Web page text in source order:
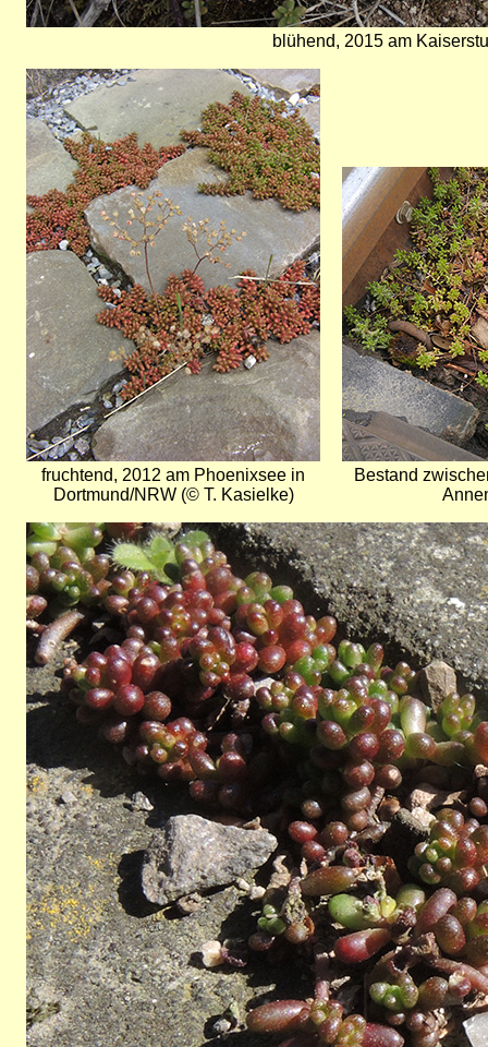
blühend, 2015 am
Bild
fruchtend, 2012 am Phoenixsee in
Dortmund/NRW (© T. Kasielke)
Bild
Bestand
Bild